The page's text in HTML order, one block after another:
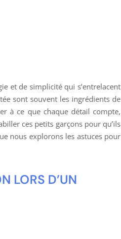
et de simplicité qui s’entrelacent
sont souvent les ingrédients de
à ce que chaque détail compte,
ces petits garçons pour qu’ils
nous explorons les astuces pour
LORS D’UN